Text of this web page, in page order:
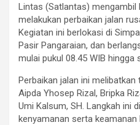
Lintas (Satlantas) mengambil
melakukan perbaikan jalan
Kegiatan ini berlokasi di
Pasir Pangaraian, dan
mulai pukul 08.45 WIB hingga
Perbaikan jalan ini
Aipda Yhosep Rizal, Bripka
Umi Kalsum, SH. Langkah ini
kenyamanan serta